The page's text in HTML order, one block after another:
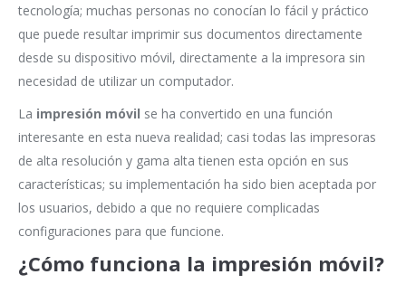
tecnología; muchas personas no conocían lo fácil y práctico
que puede resultar imprimir sus documentos directamente
desde su dispositivo móvil, directamente a la impresora sin
necesidad de utilizar un computador.
La impresión móvil se ha convertido en una función
interesante en esta nueva realidad; casi todas las impresoras
de alta resolución y gama alta tienen esta opción en sus
características; su implementación ha sido bien aceptada por
los usuarios, debido a que no requiere complicadas
configuraciones para que funcione.
¿Cómo funciona la impresión móvil?